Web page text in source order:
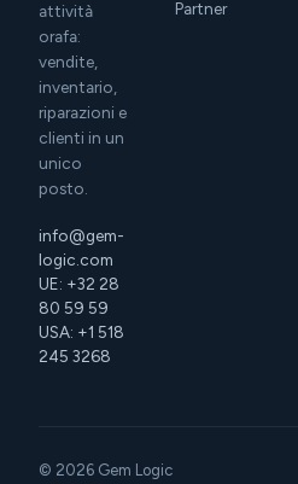
attività
orafa:
vendite,
inventario,
riparazioni e
clienti in un
unico
posto.
info@gem-
logic.com
UE: +32 28
80 59 59
USA: +1 518
245 3268
Partner
© 2026 Gem Logic